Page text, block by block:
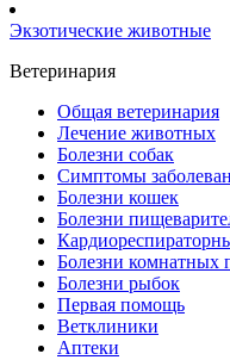
Экзотические животные
Ветеринария
Общая ветеринария
Лечение животных
Болезни собак
Симптомы
Болезни кошек
Болезни
Болезни комнатных
Болезни рыбок
Первая помощь
Ветклиники
Аптеки